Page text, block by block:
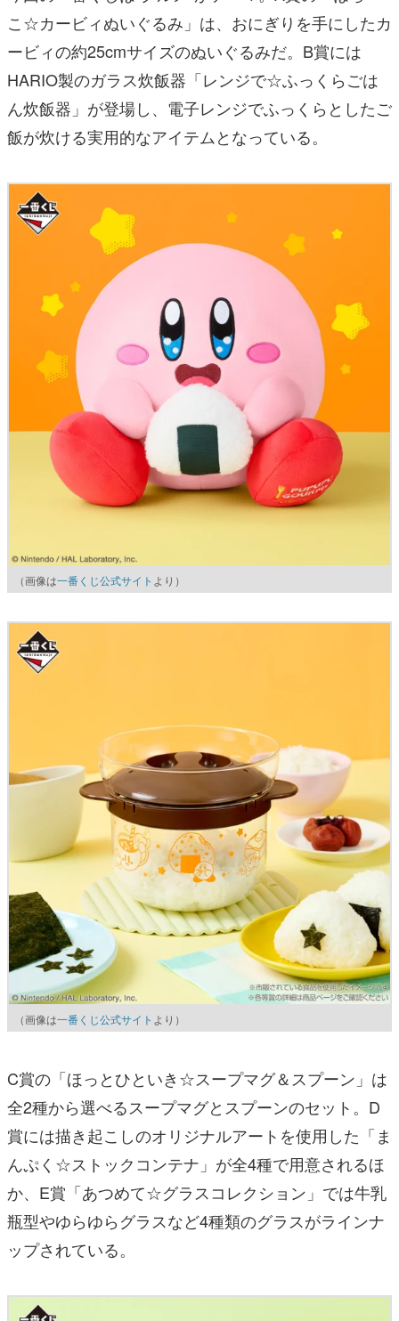
こ☆カービィぬいぐるみ」は、おにぎりを手にしたカ
ービィの約25cmサイズのぬいぐるみだ。B賞には
HARIO製のガラス炊飯器「レンジで☆ふっくらごは
ん炊飯器」が登場し、電子レンジでふっくらとしたご
飯が炊ける実用的なアイテムとなっている。
（画像は一番くじ公式サイト より）
（画像は一番くじ公式サイト より）
C賞の「ほっとひといき☆スープマグ＆スプーン」は
全2種から選べるスープマグとスプーンのセット。D
賞には描き起こしのオリジナルアートを使用した「ま
んぷく☆ストックコンテナ」が全4種で用意されるほ
か、E賞「あつめて☆グラスコレクション」では牛乳
瓶型やゆらゆらグラスなど4種類のグラスがラインナ
ップされている。